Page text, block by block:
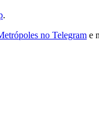
.
no Telegram e